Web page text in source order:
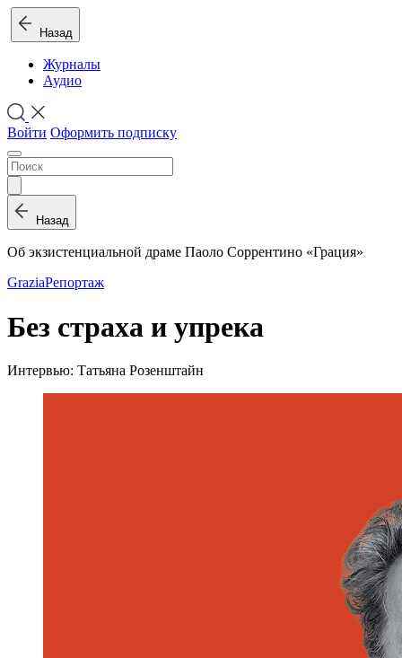
Назад
Журналы
Аудио
Войти Оформить подписку
Назад
Об экзистенциальной драме Паоло Соррентино «Грация»
GraziaРепортаж
Без страха и упрека
Интервью: Татьяна Розенштайн